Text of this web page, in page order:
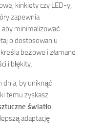
kinkiety czy LED-y,
zapewnia
minimalizować
o dostosowaniu
beżowe i złamane
i błękity.
dnia, by uniknąć
temu zyskasz
światło
adaptację